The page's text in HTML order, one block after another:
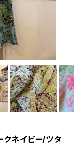
ネイビー/ツタ